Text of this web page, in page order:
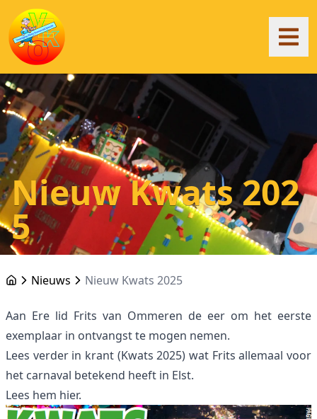
Nieuw Kwats 202
5
Nieuws Nieuw Kwats 2025
Aan Ere lid Frits van Ommeren de eer om het eerste
exemplaar in ontvangst te mogen nemen.
Lees verder in krant (Kwats 2025) wat Frits allemaal voor
het carnaval betekend heeft in Elst.
Lees hem hier.